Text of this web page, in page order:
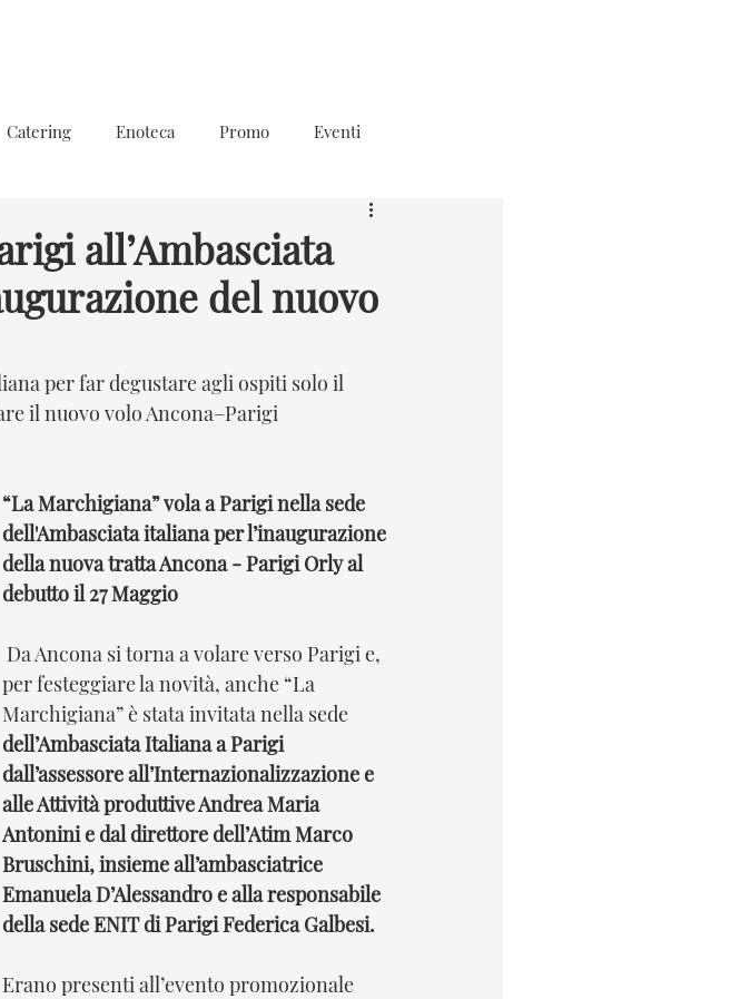
Catering Enoteca Promo Eventi
all’Ambasciata
del nuovo
per far degustare agli ospiti solo il
il nuovo volo Ancona–Parigi
“La Marchigiana” vola a Parigi nella sede
dell'Ambasciata italiana per l’inaugurazione
della nuova tratta Ancona - Parigi Orly al
debutto il 27 Maggio
per festeggiare la novità, anche “La
Marchigiana” è stata invitata nella sede
dell’Ambasciata Italiana a Parigi
dall’assessore all’Internazionalizzazione e
alle Attività produttive Andrea Maria
Antonini e dal direttore dell’Atim Marco
Bruschini, insieme all’ambasciatrice
Emanuela D’Alessandro e alla responsabile
della sede ENIT di Parigi Federica Galbesi.
Erano presenti all’evento promozionale